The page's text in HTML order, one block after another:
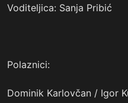
Voditeljica: Sanja Pribić
Polaznici:
Dominik Karlovčan / Igor